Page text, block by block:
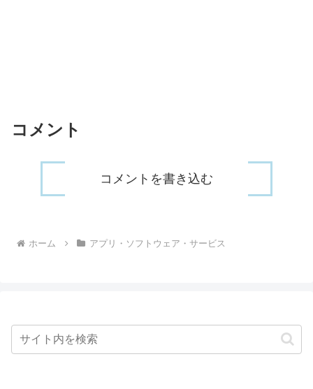
コメント
コメントを書き込む
ホーム アプリ・ソフトウェア・サービス